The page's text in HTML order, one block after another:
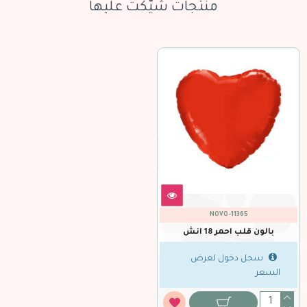
منتجات شيّكت عليها
NOVO-11365
بالون قلب احمر 18 انش
سجل دخول لعرض
السعر